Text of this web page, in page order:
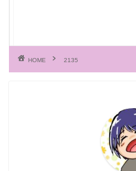
HOME 2135